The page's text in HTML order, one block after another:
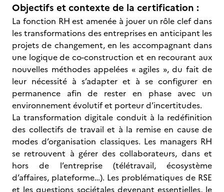
Objectifs et contexte de la certification :
La fonction RH est amenée à jouer un rôle clef dans
les transformations des entreprises en anticipant les
projets de changement, en les accompagnant dans
une logique de co-construction et en recourant aux
nouvelles méthodes appelées « agiles », du fait de
leur nécessité à s’adapter et à se configurer en
permanence afin de rester en phase avec un
environnement évolutif et porteur d’incertitudes.
La transformation digitale conduit à la redéfinition
des collectifs de travail et à la remise en cause de
modes d’organisation classiques. Les managers RH
se retrouvent à gérer des collaborateurs, dans et
hors de l’entreprise (télétravail, écosystème
d’affaires, plateforme…). Les problématiques de RSE
et les questions sociétales devenant essentielles, le